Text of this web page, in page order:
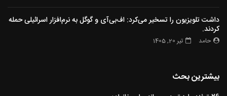
داشت تلویزیون را تسخیر می‌کرد: اف‌بی‌آی و گوگل به نرم‌افزار اسرائیلی حمله
کردند.
حامد تیر 20, 1405
بیشترین بحث